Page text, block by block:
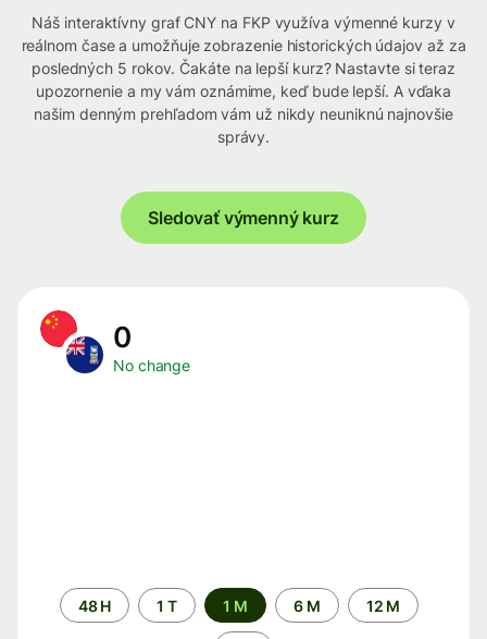
Náš interaktívny graf CNY na FKP využíva výmenné kurzy v
reálnom čase a umožňuje zobrazenie historických údajov až za
posledných 5 rokov. Čakáte na lepší kurz? Nastavte si teraz
upozornenie a my vám oznámime, keď bude lepší. A vďaka
našim denným prehľadom vám už nikdy neuniknú najnovšie
správy.
Sledovať výmenný kurz
0
No change
Time
period
48 H 1 T 1 M 6 M 12 M